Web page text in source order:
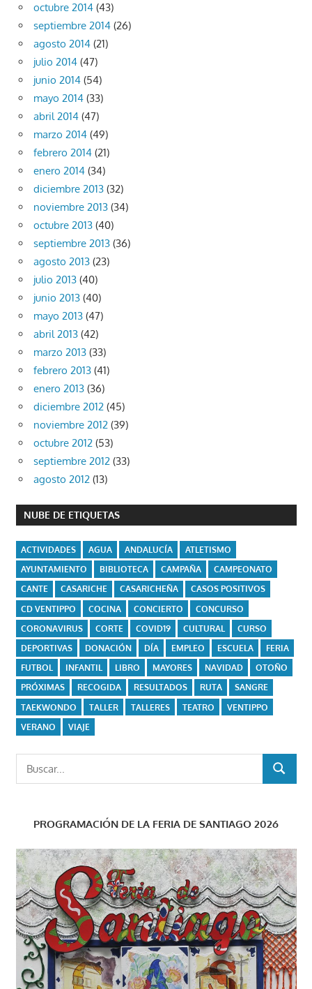
octubre 2014 (43)
septiembre 2014 (26)
agosto 2014 (21)
julio 2014 (47)
junio 2014 (54)
mayo 2014 (33)
abril 2014 (47)
marzo 2014 (49)
febrero 2014 (21)
enero 2014 (34)
diciembre 2013 (32)
noviembre 2013 (34)
octubre 2013 (40)
septiembre 2013 (36)
agosto 2013 (23)
julio 2013 (40)
junio 2013 (40)
mayo 2013 (47)
abril 2013 (42)
marzo 2013 (33)
febrero 2013 (41)
enero 2013 (36)
diciembre 2012 (45)
noviembre 2012 (39)
octubre 2012 (53)
septiembre 2012 (33)
agosto 2012 (13)
NUBE DE ETIQUETAS
ACTIVIDADES AGUA ANDALUCÍA
ATLETISMO
AYUNTAMIENTO
BIBLIOTECA CAMPAÑA
CAMPEONATO
CANTE
CASARICHE CASARICHEÑA
CASOS POSITIVOS
CD VENTIPPO
COCINA CONCIERTO
CONCURSO
CORONAVIRUS
CORTE COVID19 CULTURAL
CURSO
DEPORTIVAS
DONACIÓN DÍA EMPLEO ESCUELA
FERIA
FUTBOL
INFANTIL LIBRO MAYORES NAVIDAD
OTOÑO
PRÓXIMAS
RECOGIDA RESULTADOS RUTA
SANGRE
TAEKWONDO
TALLER TALLERES TEATRO
VENTIPPO
VERANO
VIAJE
BUSCAR
PROGRAMACIÓN DE LA FERIA DE SANTIAGO 2026